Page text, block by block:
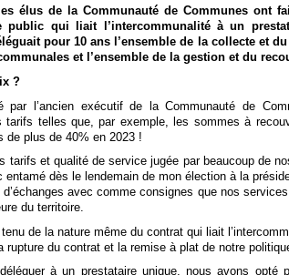
élus de la Communauté de Communes ont
public qui liait l’intercommunalité à un
pour 10 ans l’ensemble de la collecte et
et l’ensemble de la gestion et du
?
par l’ancien exécutif de la Communauté de
tarifs telles que, par exemple, les sommes à
de plus de 40% en 2023 !
tarifs et qualité de service jugée par beaucoup de
entamé dès le lendemain de mon élection à la
avec comme consignes que nos
du territoire.
de la nature même du contrat qui liait
rupture du contrat et la remise à plat de notre
à un prestataire unique, nous avons opté